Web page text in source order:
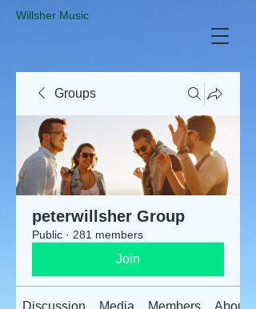
​Willsher Music
Groups
peterwillsher Group
Public · 281 members
Join
Discussion Media Members About